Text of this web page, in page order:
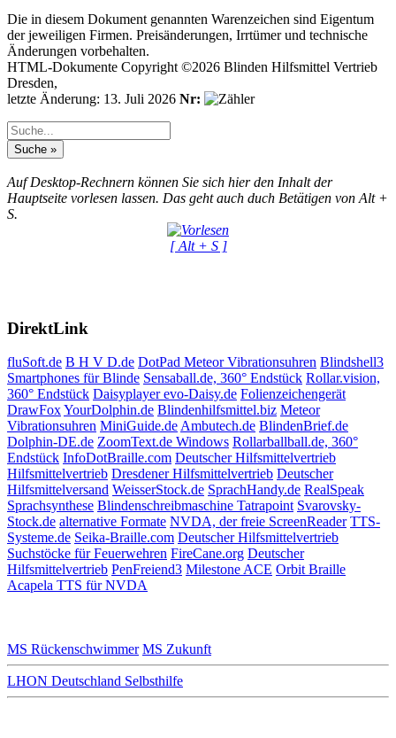
Die in diesem Dokument genannten Warenzeichen sind Eigentum
der jeweiligen Firmen. Preisänderungen, Irrtümer und technische
Änderungen vorbehalten.
HTML-Dokumente Copyright ©2026 Blinden Hilfsmittel Vertrieb
Dresden,
letzte Änderung: 13. Juli 2026 Nr:
Auf Desktop-Rechnern können Sie sich hier den Inhalt der
Hauptseite vorlesen lassen. Das geht auch duch Betätigen von Alt +
S.
[ Alt + S ]
DirektLink
fluSoft.de B H V D.de DotPad Meteor Vibrationsuhren Blindshell3
Smartphones für Blinde Sensaball.de, 360° Endstück Rollar.vision,
360° Endstück Daisyplayer evo-Daisy.de Folienzeichengerät
DrawFoxYourDolphin.de Blindenhilfsmittel.biz Meteor
Vibrationsuhren MiniGuide.deAmbutech.de BlindenBrief.de
Dolphin-DE.de ZoomText.de Windows Rollarballball.de, 360°
Endstück InfoDotBraille.com Deutscher Hilfsmittelvertrieb
Hilfsmittelvertrieb Dresdener Hilfsmittelvertrieb Deutscher
Hilfsmittelversand WeisserStock.de SprachHandy.de RealSpeak
Sprachsynthese Blindenschreibmaschine Tatrapoint Svarovsky-
Stock.de alternative Formate NVDA, der freie ScreenReader TTS-
Systeme.de Seika-Braille.com Deutscher Hilfsmittelvertrieb
Suchstöcke für Feuerwehren FireCane.org Deutscher
Hilfsmittelvertrieb PenFreiend3 Milestone ACE Orbit Braille
Acapela TTS für NVDA
MS Rückenschwimmer MS Zukunft
LHON Deutschland Selbsthilfe